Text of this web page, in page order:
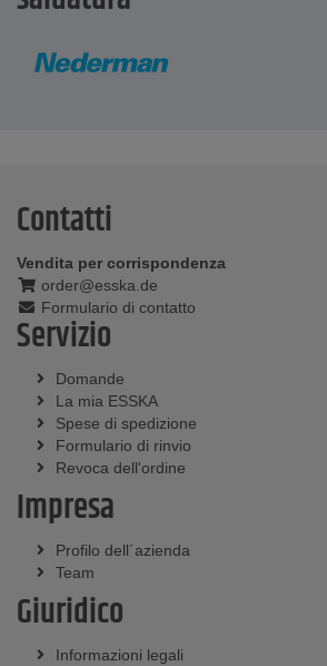
Contatti
Vendita per corrispondenza
order@esska.de
Formulario di contatto
Servizio
Domande
La mia ESSKA
Spese di spedizione
Formulario di rinvio
Revoca dell'ordine
Impresa
Profilo dell´azienda
Team
Giuridico
Informazioni legali